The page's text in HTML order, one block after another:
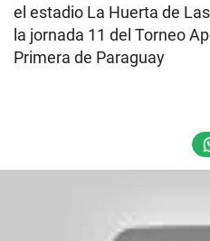
el estadio La Huerta de
la jornada 11 del Torneo
Primera de Paraguay